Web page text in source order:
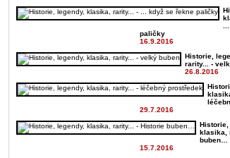
paličky
16.9.2016
Historie,
rarity... -
26.8.2016
29.7.2016
Historie,
klasika,
buben…
15.7.2016